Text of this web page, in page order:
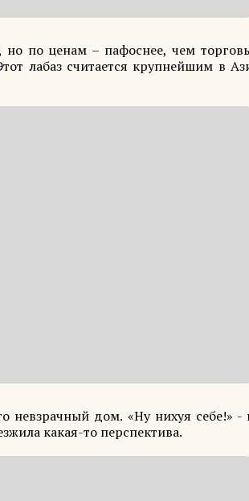
по ценам – пафоснее, чем
лабаз считается крупнейшим в
невзрачный дом. «Ну нихуя себе!» -
какая-то перспектива.